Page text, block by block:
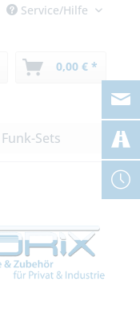
Service/Hilfe
0,00 € *
Funk-Sets